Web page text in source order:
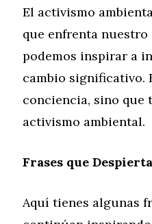
El activismo
que enfrenta nuestro
podemos inspirar a
cambio significativo.
conciencia, sino que
activismo ambiental.
Frases que
Aquí tienes algunas